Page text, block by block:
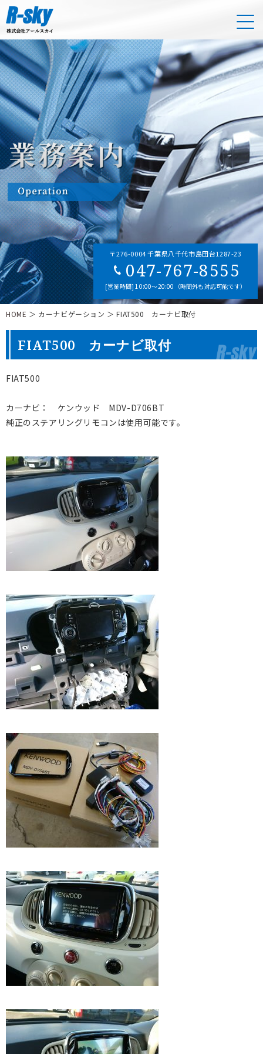
〒276-0004 千葉県八千代市島田台1287-23
047-767-8555
[営業時間] 10:00～20:00（時間外も対応可能です）
HOME ＞ カーナビゲーション ＞ FIAT500 カーナビ取付
FIAT500 カーナビ取付
FIAT500
カーナビ： ケンウッド MDV-D706BT
純正のステアリングリモコンは使用可能です。